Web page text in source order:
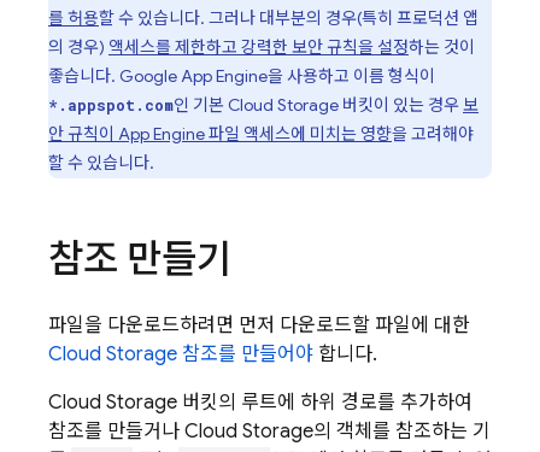
를 허용할 수 있습니다. 그러나 대부분의 경우(특히 프로덕션 앱
의 경우) 액세스를 제한하고 강력한 보안 규칙을 설정하는 것이
좋습니다. GoogleApp Engine을 사용하고 이름 형식이
*.appspot.com인 기본 Cloud Storage 버킷이 있는 경우보
안 규칙이 App Engine파일 액세스에 미치는 영향을 고려해야
할 수 있습니다.
참조 만들기
파일을 다운로드하려면 먼저 다운로드할 파일에 대한
Cloud Storage 참조를 만들어야 합니다.
Cloud Storage 버킷의 루트에 하위 경로를 추가하여
참조를 만들거나 Cloud Storage의 객체를 참조하는 기